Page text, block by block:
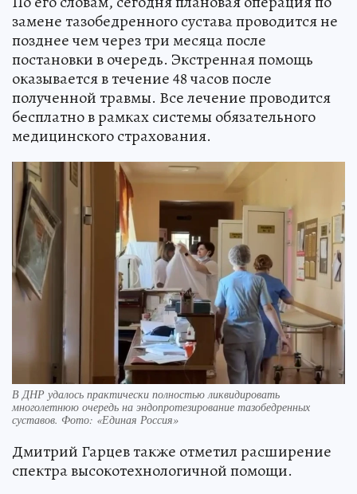
замене тазобедренного сустава проводится не
позднее чем через три месяца после
постановки в очередь. Экстренная помощь
оказывается в течение 48 часов после
полученной травмы. Все лечение проводится
бесплатно в рамках системы обязательного
медицинского страхования.
В ДНР удалось практически полностью ликвидировать
многолетнюю очередь на эндопротезирование тазобедренных
суставов. Фото: «Единая Россия»
Дмитрий Гарцев также отметил расширение
спектра высокотехнологичной помощи.